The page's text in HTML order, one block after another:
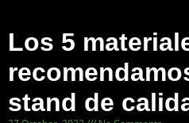
Los 5
stand de